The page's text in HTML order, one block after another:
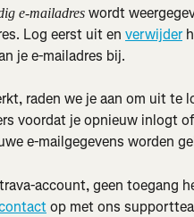
e-mailadres wordt
Log eerst uit en verwijder
je e-mailadres bij.
raden we je aan om uit te
voordat je opnieuw inlogt
e-mailgegevens worden
account, geen toegang
op met ons